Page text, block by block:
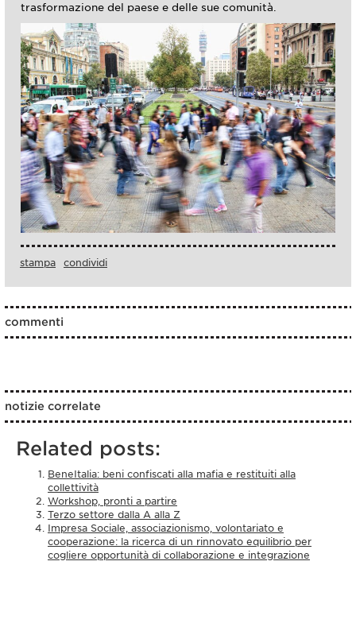
trasformazione del paese e delle sue comunità.
stampa condividi
commenti
notizie correlate
Related posts:
BeneItalia: beni confiscati alla mafia e restituiti alla
collettività
Workshop, pronti a partire
Terzo settore dalla A alla Z
Impresa Sociale, associazionismo, volontariato e
cooperazione: la ricerca di un rinnovato equilibrio per
cogliere opportunità di collaborazione e integrazione